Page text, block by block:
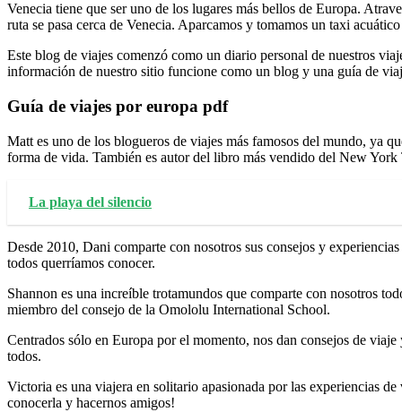
Venecia tiene que ser uno de los lugares más bellos de Europa.
ruta se pasa cerca de Venecia. Aparcamos y tomamos un taxi
Este blog de viajes comenzó como un diario personal de nuestros
información de nuestro sitio funcione como un blog y una guía de
Guía de viajes por europa pdf
Matt es uno de los blogueros de viajes más famosos del mundo, ya
forma de vida. También es autor del libro más vendido del New
La playa del silencio
Desde 2010, Dani comparte con nosotros sus consejos y
todos querríamos conocer.
Shannon es una increíble trotamundos que comparte con nosotros
miembro del consejo de la Omololu International School.
Centrados sólo en Europa por el momento, nos dan consejos de
todos.
Victoria es una viajera en solitario apasionada por las experiencias
conocerla y hacernos amigos!